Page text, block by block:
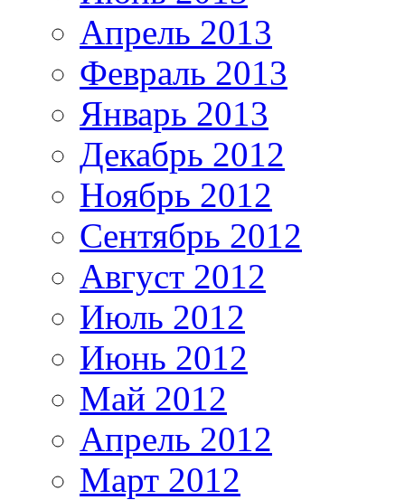
Апрель 2013
Февраль 2013
Январь 2013
Декабрь 2012
Ноябрь 2012
Сентябрь 2012
Август 2012
Июль 2012
Июнь 2012
Май 2012
Апрель 2012
Март 2012